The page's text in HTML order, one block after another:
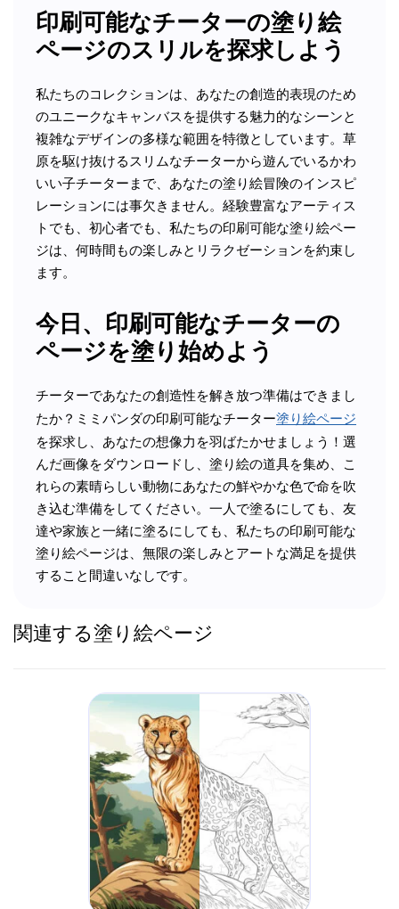
印刷可能なチーターの塗り絵
ページのスリルを探求しよう
私たちのコレクションは、あなたの創造的表現のため
のユニークなキャンバスを提供する魅力的なシーンと
複雑なデザインの多様な範囲を特徴としています。草
原を駆け抜けるスリムなチーターから遊んでいるかわ
いい子チーターまで、あなたの塗り絵冒険のインスピ
レーションには事欠きません。経験豊富なアーティス
トでも、初心者でも、私たちの印刷可能な塗り絵ペー
ジは、何時間もの楽しみとリラクゼーションを約束し
ます。
今日、印刷可能なチーターの
ページを塗り始めよう
チーターであなたの創造性を解き放つ準備はできまし
たか？ミミパンダの印刷可能なチーター塗り絵ページ
を探求し、あなたの想像力を羽ばたかせましょう！選
んだ画像をダウンロードし、塗り絵の道具を集め、こ
れらの素晴らしい動物にあなたの鮮やかな色で命を吹
き込む準備をしてください。一人で塗るにしても、友
達や家族と一緒に塗るにしても、私たちの印刷可能な
塗り絵ページは、無限の楽しみとアートな満足を提供
すること間違いなしです。
関連する塗り絵ページ